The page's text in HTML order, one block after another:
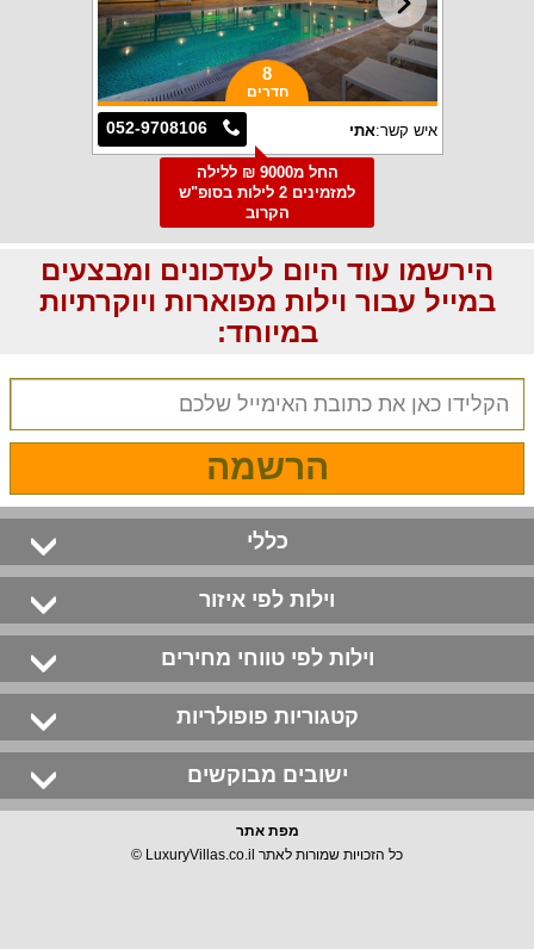
8
חדרים
052-9708106 איש קשר:אתי
החל מ9000 ₪ ללילה
למזמינים 2 לילות בסופ"ש
הקרוב
הירשמו עוד היום לעדכונים ומבצעים
במייל עבור וילות מפוארות ויוקרתיות
במיוחד:
הרשמה
כללי
וילות לפי איזור
וילות לפי טווחי מחירים
קטגוריות פופולריות
ישובים מבוקשים
מפת אתר
כל הזכויות שמורות לאתר LuxuryVillas.co.il ©